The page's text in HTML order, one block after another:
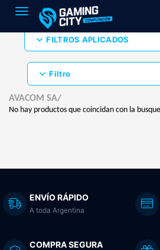
Toggle navigation
FILTROS APLICADOS
Filtro
AVACOM SA/
No hay productos que coincidan con la
ENVÍO RÁPIDO
A toda Argentina
COMPRA SEGURA